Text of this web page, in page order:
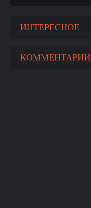
ИНТЕРЕСНОЕ
КОММЕНТАРИИ